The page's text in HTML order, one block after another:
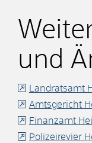
und
Landratsamt
Amtsgericht
Finanzamt
Polizeirevier